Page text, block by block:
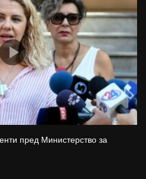
пред Министерство за